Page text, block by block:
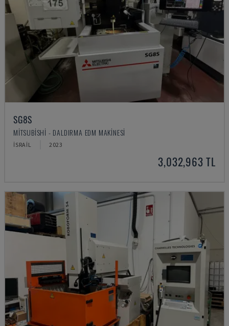
SG8S
MITSUBISHI - DALDIRMA EDM MAKINESI
İSRAIL 2023
3,032,963 TL